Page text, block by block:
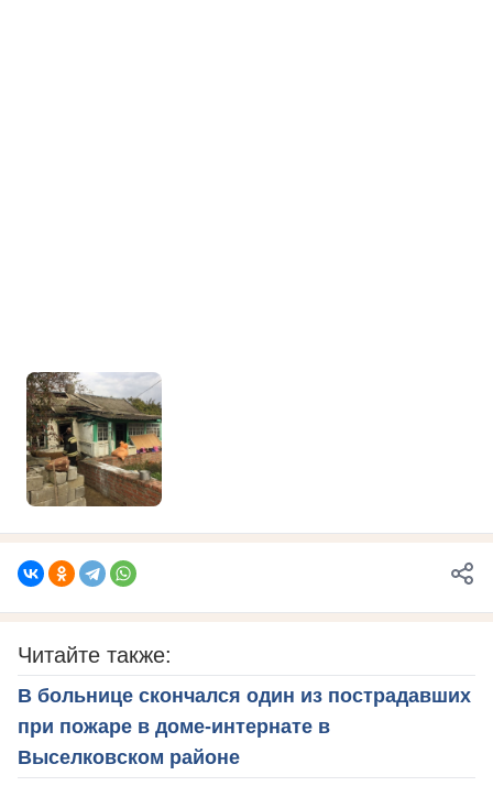
Читайте также:
В больнице скончался один из пострадавших
при пожаре в доме-интернате в
Выселковском районе